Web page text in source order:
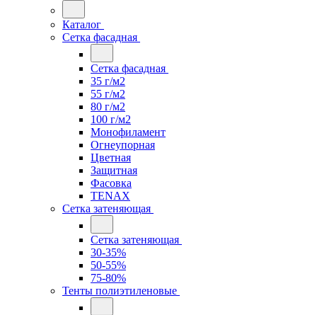
Каталог
Сетка фасадная
Сетка фасадная
35 г/м2
55 г/м2
80 г/м2
100 г/м2
Монофиламент
Огнеупорная
Цветная
Защитная
Фасовка
TENAX
Сетка затеняющая
Сетка затеняющая
30-35%
50-55%
75-80%
Тенты полиэтиленовые